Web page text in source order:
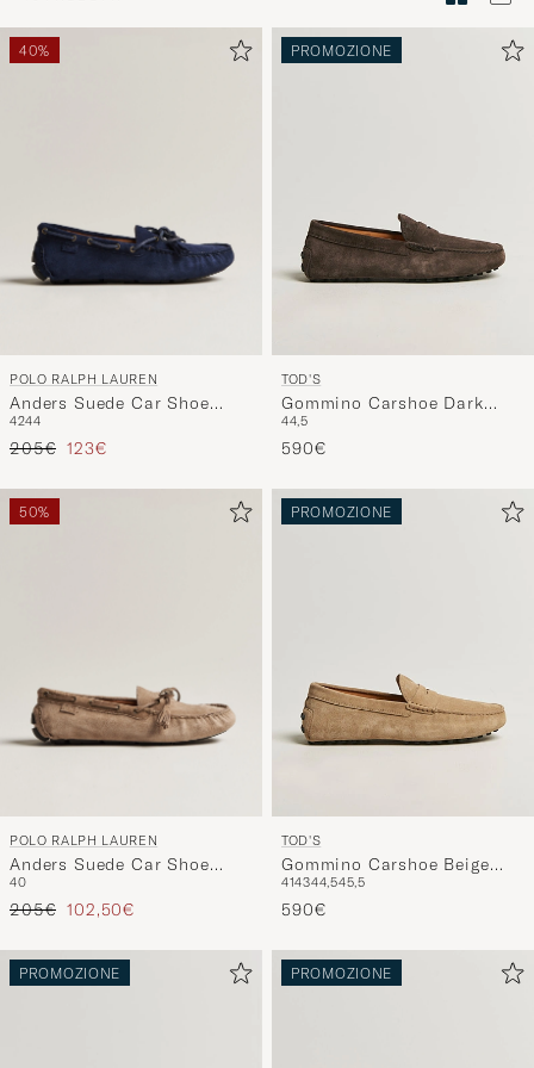
e
curata
voi.
40%
POLO RALPH LAUREN
Anders Suede Car Shoe
Hunter Navy
4244
Prezzo ordinario
205€ Prezzo ridotto
123€
PROMOZIONE
TOD'S
Gommino Carshoe Dark
Brown Suede
44,5
590€
50%
POLO RALPH LAUREN
Anders Suede Car Shoe
Dirty Buck
40
Prezzo ordinario
205€ Prezzo ridotto
102,50€
PROMOZIONE
TOD'S
Gommino Carshoe Beige
Suede
414344,545,5
590€
PROMOZIONE PROMOZIONE